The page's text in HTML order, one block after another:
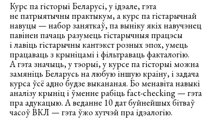
Курс па гісторыі Беларусі, у ідэале, гэта
не патрыятычны практыкум, а курс па гістарычнай
навуцы — набор заняткаў, па выніку якіх навучэнец
павінен пачаць разумець гістарычныя працэсы
і лавіць гістарычны кантэкст розных эпох, умець
працаваць з крыніцамі і фільтраваць факталогію.
А гэта значыць, у тэорыі, у курсе па гісторыі можна
замяніць Беларусь на любую іншую краіну, і задача
курса ўсё адно будзе выкананая. Бо менавіта навыкі
аналізу крыніц і ўменне рабіць fact-checking — гэта
пра адукацыю. А веданне 10 дат буйнейшых бітваў
часоў ВКЛ — гэта ўжо хутчэй пра ідэалогію.